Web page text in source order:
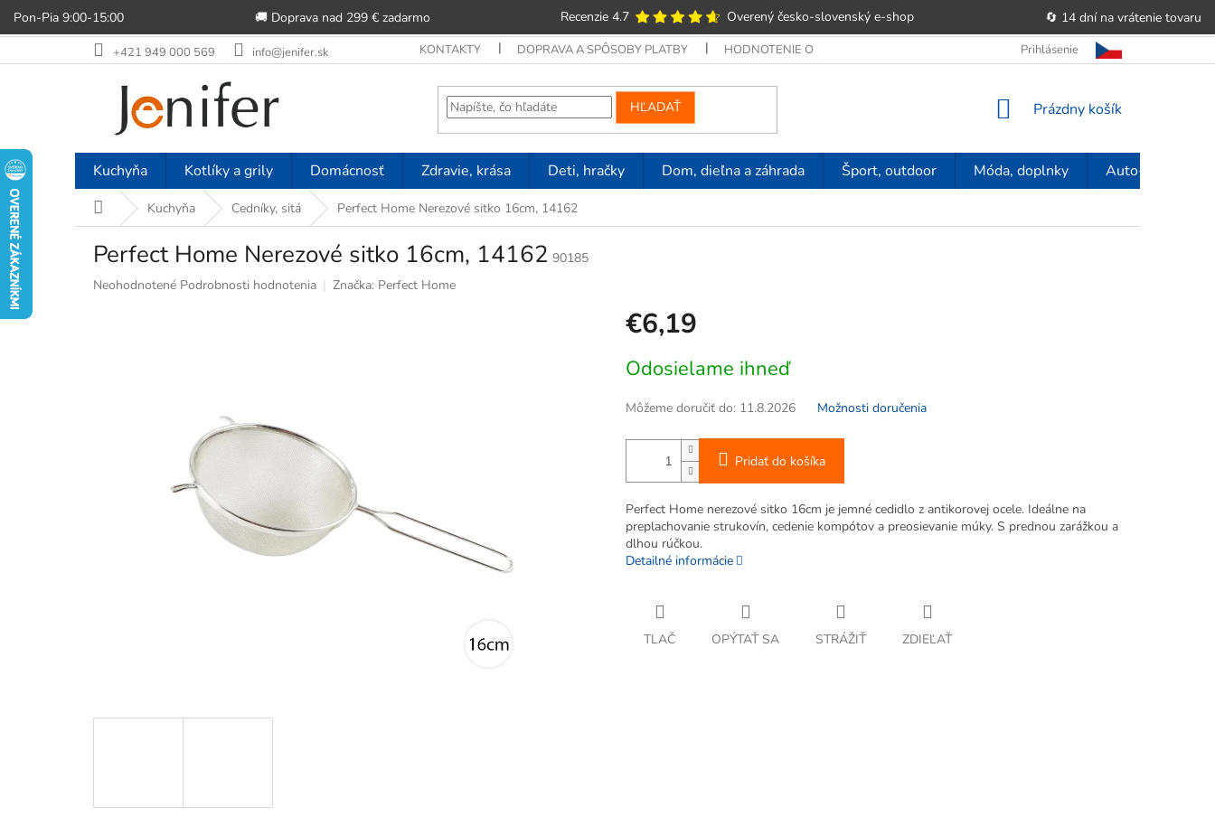
Pon-Pia 9:00-15:00 🚚 Doprava nad 299 € zadarmo Recenzie 4.7 Overený česko-slovenský e‑shop
🔄 14 dní na vrátenie tovaru
na
+421 949 000 569 info@jenifer.sk KONTAKTY DOPRAVA A SPÔSOBY PLATBY HODNOTENIE OBCHODU OBCHODNÉ PODMIENKY POUČENIE O PRÁVE
Prihlásenie
HĽADAŤ
NÁKUPNÝ
Prázdny košík
Kuchyňa Kotlíky a grily Domácnosť Zdravie, krása Deti, hračky Dom, dieľna a záhrada Šport, outdoor Móda, doplnky Auto-moto
DomovKuchyňa Cedníky, sitá Perfect Home Nerezové sitko 16cm, 14162
Perfect Home Nerezové sitko 16cm, 14162 90185
Priemerné
Neohodnotené Podrobnosti hodnotenia Značka: Perfect Home
€6,19
cena:
Odosielame ihneď
Môžeme doručiť do: 11.8.2026 Možnosti doručenia
Pridať do košíka
Perfect Home nerezové sitko 16cm je jemné cedidlo z antikorovej ocele. Ideálne na
preplachovanie strukovín, cedenie kompótov a preosievanie múky. S prednou zarážkou a
dlhou rúčkou.
Detailné informácie
TLAČ OPÝTAŤ SA STRÁŽIŤ ZDIEĽAŤ